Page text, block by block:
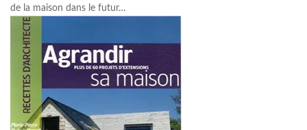
de la maison dans le futur…